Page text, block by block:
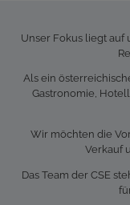
Unser Fokus liegt
Als ein
Gastronomie,
Wir möchten die
Verkauf
Das Team der CSE